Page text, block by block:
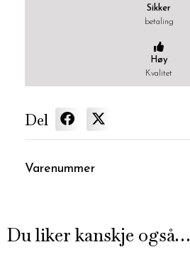
Sikker
betaling
Høy
Kvalitet
Del
Varenummer
Du liker kanskje også…